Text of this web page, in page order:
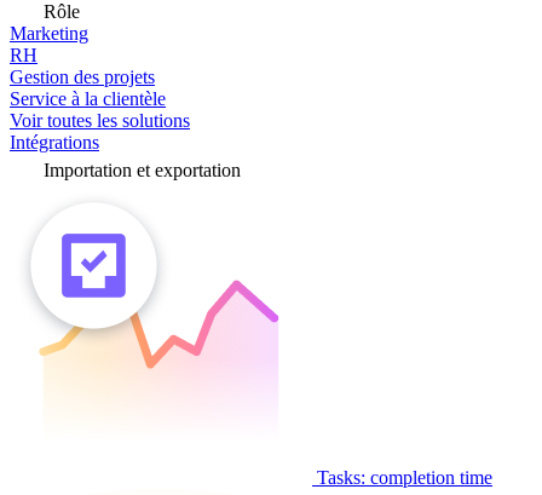
Rôle
Marketing
RH
Gestion des projets
Service à la clientèle
Voir toutes les solutions
Intégrations
Importation et exportation
Tasks: completion time